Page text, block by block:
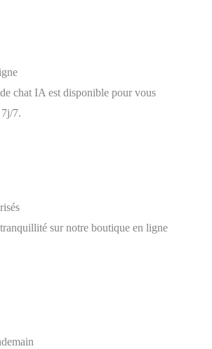
chat IA est disponible pour vous
7.
sur notre boutique en ligne